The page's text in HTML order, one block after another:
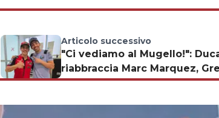
Articolo successivo
"Ci vediamo al Mugello!":
riabbraccia Marc Marquez,
Racing chiama Pirro